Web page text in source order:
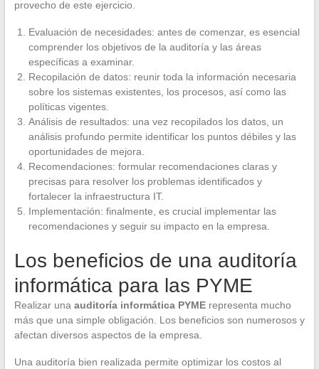
provecho de este ejercicio.
Evaluación de necesidades: antes de comenzar, es esencial
comprender los objetivos de la auditoría y las áreas
específicas a examinar.
Recopilación de datos: reunir toda la información necesaria
sobre los sistemas existentes, los procesos, así como las
políticas vigentes.
Análisis de resultados: una vez recopilados los datos, un
análisis profundo permite identificar los puntos débiles y las
oportunidades de mejora.
Recomendaciones: formular recomendaciones claras y
precisas para resolver los problemas identificados y
fortalecer la infraestructura IT.
Implementación: finalmente, es crucial implementar las
recomendaciones y seguir su impacto en la empresa.
Los beneficios de una auditoría
informática para las PYME
Realizar una auditoría informática PYMErepresenta mucho
más que una simple obligación. Los beneficios son numerosos y
afectan diversos aspectos de la empresa.
Una auditoría bien realizada permite optimizar los costos al